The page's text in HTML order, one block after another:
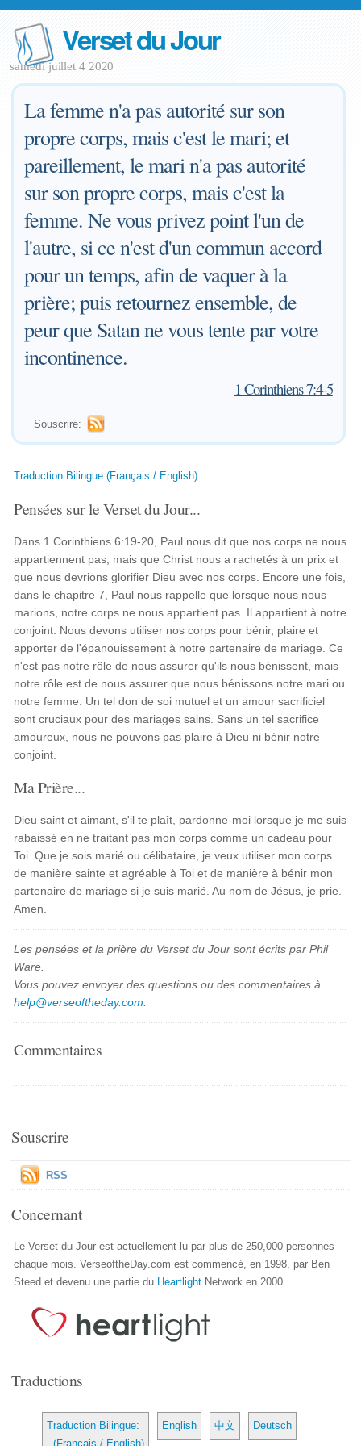
Verset du Jour
samedi juillet 4 2020
La femme n'a pas autorité sur son
propre corps, mais c'est le mari; et
pareillement, le mari n'a pas autorité
sur son propre corps, mais c'est la
femme. Ne vous privez point l'un de
l'autre, si ce n'est d'un commun accord
pour un temps, afin de vaquer à la
prière; puis retournez ensemble, de
peur que Satan ne vous tente par votre
incontinence.
—1 Corinthiens 7:4-5
Souscrire:
Traduction Bilingue (Français / English)
Pensées sur le Verset du Jour...
Dans 1 Corinthiens 6:19-20, Paul nous dit que nos corps ne nous
appartiennent pas, mais que Christ nous a rachetés à un prix et
que nous devrions glorifier Dieu avec nos corps. Encore une fois,
dans le chapitre 7, Paul nous rappelle que lorsque nous nous
marions, notre corps ne nous appartient pas. Il appartient à notre
conjoint. Nous devons utiliser nos corps pour bénir, plaire et
apporter de l'épanouissement à notre partenaire de mariage. Ce
n'est pas notre rôle de nous assurer qu'ils nous bénissent, mais
notre rôle est de nous assurer que nous bénissons notre mari ou
notre femme. Un tel don de soi mutuel et un amour sacrificiel
sont cruciaux pour des mariages sains. Sans un tel sacrifice
amoureux, nous ne pouvons pas plaire à Dieu ni bénir notre
conjoint.
Ma Prière...
Dieu saint et aimant, s'il te plaît, pardonne-moi lorsque je me suis
rabaissé en ne traitant pas mon corps comme un cadeau pour
Toi. Que je sois marié ou célibataire, je veux utiliser mon corps
de manière sainte et agréable à Toi et de manière à bénir mon
partenaire de mariage si je suis marié. Au nom de Jésus, je prie.
Amen.
Les pensées et la prière du Verset du Jour sont écrits par Phil
Ware.
Vous pouvez envoyer des questions ou des commentaires à
help@verseoftheday.com
Commentaires
Souscrire
RSS
Concernant
Le Verset du Jour est actuellement lu par plus de 250,000 personnes
chaque mois. VerseoftheDay.com est commencé, en 1998, par Ben
Steed et devenu une partie du Heartlight Network en 2000.
Traductions
Traduction Bilingue:
(Français / English)
English 中文 Deutsch